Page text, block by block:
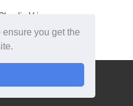
you get the
Vrinceanu
CONTACT